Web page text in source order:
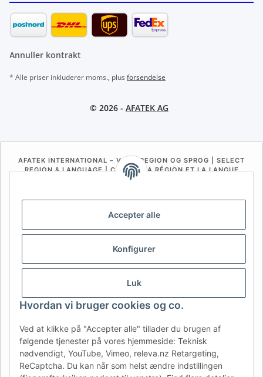
Accepter alle
Konfigurer
Luk
Hvordan vi bruger cookies og co.
Ved at klikke på "Accepter alle" tillader du brugen af
følgende tjenester på vores hjemmeside: Teknisk
nødvendigt, YouTube, Vimeo, releva.nz Retargeting,
ReCaptcha. Du kan når som helst ændre indstillingen
Annuller kontrakt
* Alle priser inkluderer moms., plus forsendelse
© 2026 - AFATEK AG
AFATEK INTERNATIONAL – VÆLG REGION OG SPROG | SELECT
REGION & LANGUAGE | CHOISIR LA RÉGION ET LA LANGUE
BE (NL) BE (FR)
FR IT ES DK PL
USA
RO HR
AFATEK Danmark| Din specialist i reservedele til trailere
Teknisk rådgivning: moc.ketafa@ofni| Moms-ID (DE):
DE354251646